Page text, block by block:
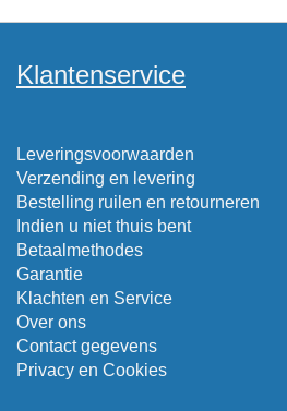
Klantenservice
Leveringsvoorwaarden
Verzending en levering
Bestelling ruilen en retourneren
Indien u niet thuis bent
Betaalmethodes
Garantie
Klachten en Service
Over ons
Contact gegevens
Privacy en Cookies